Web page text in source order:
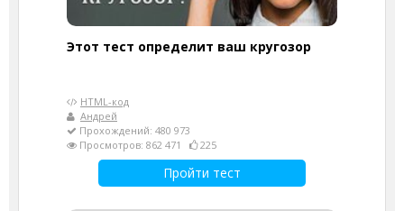
Этот тест определит ваш кругозор
HTML-код
Андрей
Прохождений: 480 973
Просмотров: 862 471
225
Пройти тест